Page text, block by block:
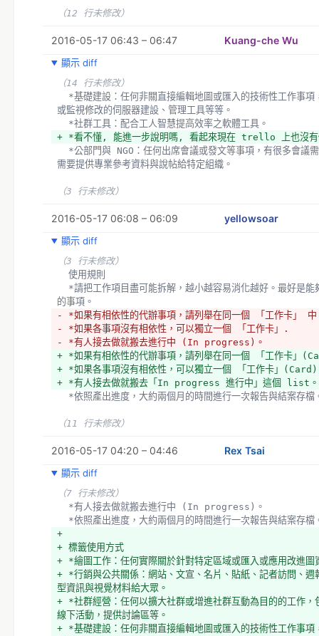
（12 行未修改）
2016-05-17 06:43 – 06:47 Kuang-che Wu
顯示 diff
（14 行未修改）
或監視修改的伺服器建設、管理工具等等。
  *社群工具：配合工人智慧提高效率之軟體工具。
+ *看不懂, 能進一步說明嗎, 看起來現在 trello 上也沒有
需要提供專業參考資料與說帖給特定組織。
（3 行未修改）
2016-05-17 06:08 – 06:09 yellowsoar
顯示 diff
（3 行未修改）
  使用規則
的事項。
- *如果有相依性的代辦事項，請列舉在同一個 「工作卡」 中
- *如果各事項沒有相依性，可以獨立一個 「工作卡」.
- *有人接去做就搬去進行中 (In progress)。
+ *如果有相依性的代辦事項，請列舉在同一個 「工作卡」
+ *如果各事項沒有相依性，可以獨立一個 「工作卡」(Card)
+ *有人接去做就搬去「In progress 進行中」這個 list。
*依照產出進度，大約兩個月的時間進行一次報告與結案存檔
（11 行未修改）
2016-05-17 04:20 – 04:46 Rex Tsai
顯示 diff
（7 行未修改）
  *有人接去做就搬去進行中 (In progress)。
*依照產出進度，大約兩個月的時間進行一次報告與結案存檔
+
+ 標籤使用方式
+ *繪圖工作：任何實際關於針對特定區域或匯入或應用改進圖
+ *行銷與公共關係：網站、文宣、名片、貼紙、記者訪問、週
型資訊與視覺材料給大眾。
+ *社群經營：任何以擴大社群或增進社群互動為目的的工作，
線下活動，提供討論區等。
+ *基礎建設：任何非關直接編輯地圖或匯入的技術性工作事項